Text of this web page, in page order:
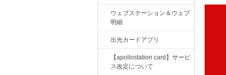
ウェブステーション＆ウェブ
明細
出光カードアプリ
【apollostation card】サービ
ス改定について